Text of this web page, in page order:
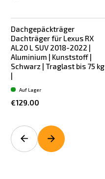
Dachgepäckträger
Dachträger für Lexus RX
AL20 L SUV 2018-2022 |
Aluminium | Kunststoff |
Schwarz | Traglast bis 75 kg
|
€129.00
Auf Lager